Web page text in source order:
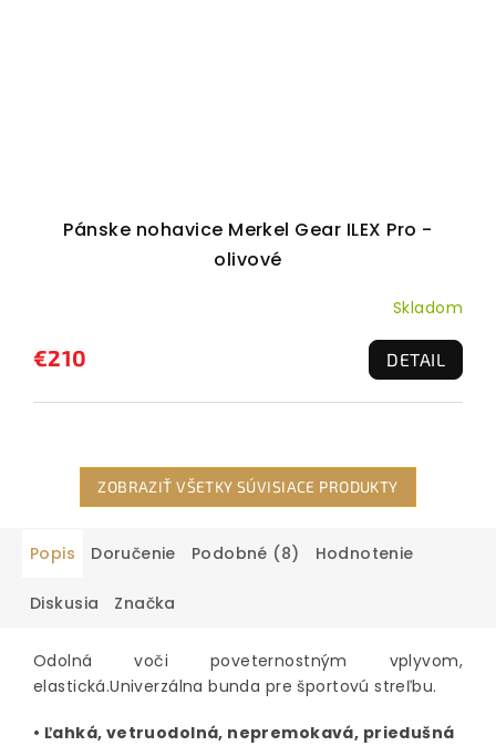
Pánske nohavice Merkel Gear ILEX Pro -
olivové
Skladom
€210 DETAIL
ZOBRAZIŤ VŠETKY SÚVISIACE PRODUKTY
Popis Doručenie Podobné (8) Hodnotenie
Diskusia Značka
Odolná voči poveternostným vplyvom,
elastická.Univerzálna bunda pre športovú streľbu.
• Ľahká, vetruodolná, nepremokavá, priedušná